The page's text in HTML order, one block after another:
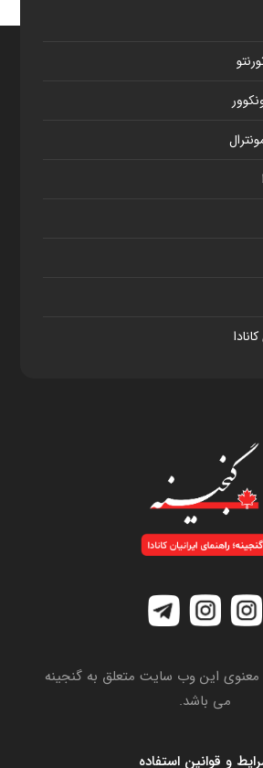
این وب سایت متعلق به گنجینه
می باشد.
و قوانین استفاده